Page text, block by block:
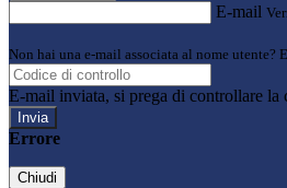
E-mail
Non hai una e-mail associata al nome utente?
E-mail inviata, si prega di controllare la
Errore
Chiudi